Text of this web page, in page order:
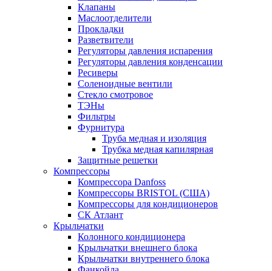
Клапаны
Маслоотделители
Прокладки
Разветвители
Регуляторы давления испарения
Регуляторы давления конденсации
Ресиверы
Соленоидные вентили
Стекло смотровое
ТЭНы
Фильтры
Фурнитура
Труба медная и изоляция
Трубка медная капилярная
Защитные решетки
Компрессоры
Компрессора Danfoss
Компрессоры BRISTOL (США)
Компрессоры для кондиционеров
СК Атлант
Крыльчатки
Колонного кондиционера
Крыльчатки внешнего блока
Крыльчатки внутреннего блока